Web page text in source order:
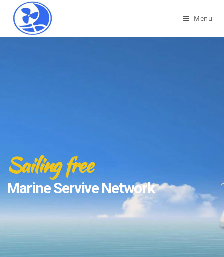
Menu
Sailing free
Marine Servive Network